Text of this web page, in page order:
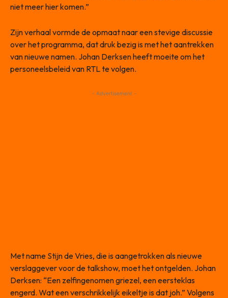
niet meer hier komen.”
Zijn verhaal vormde de opmaat naar een stevige discussie
over het programma, dat druk bezig is met het aantrekken
van nieuwe namen. Johan Derksen heeft moeite om het
personeelsbeleid van RTL te volgen.
- Advertisement -
Met name Stijn de Vries, die is aangetrokken als nieuwe
verslaggever voor de talkshow, moet het ontgelden. Johan
Derksen: “Een zelfingenomen griezel, een eersteklas
engerd. Wat een verschrikkelijk eikeltje is dat joh.” Volgens